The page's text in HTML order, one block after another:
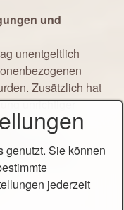
und
unentgeltlich
Zusätzlich hat
unrichtiger
dem keine
genutzt. Sie können
jederzeit